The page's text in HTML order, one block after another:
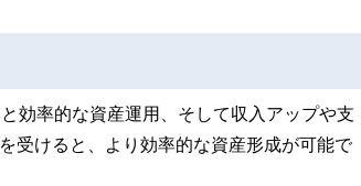
効率的な資産運用、そして収入アップや支
受けると、より効率的な資産形成が可能で